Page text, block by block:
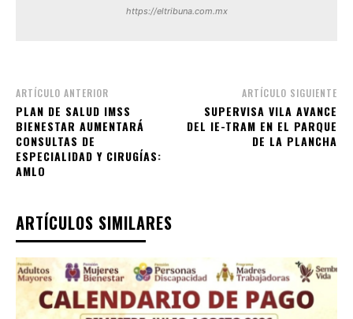
https://eltribuna.com.mx
ARTÍCULO ANTERIOR
PLAN DE SALUD IMSS
BIENESTAR AUMENTARÁ
CONSULTAS DE
ESPECIALIDAD Y CIRUGÍAS:
AMLO
ARTÍCULO SIGUIENTE
SUPERVISA VILA AVANCE
DEL IE-TRAM EN EL PARQUE
DE LA PLANCHA
ARTÍCULOS SIMILARES